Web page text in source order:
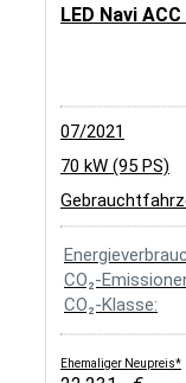
LED Navi
07/2021
70 kW (95 PS)
CO₂-
CO₂-Klasse:
Ehemaliger Neupreis*